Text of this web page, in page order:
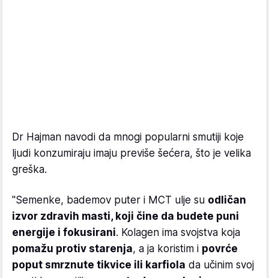
Dr Hajman navodi da mnogi popularni smutiji koje
ljudi konzumiraju imaju previše šećera, što je velika
greška.
"Semenke, bademov puter i MCT ulje su odličan
izvor zdravih masti, koji čine da budete puni
energije i fokusirani. Kolagen ima svojstva koja
pomažu protiv starenja, a ja koristim i povrće
poput smrznute tikvice ili karfiola da učinim svoj